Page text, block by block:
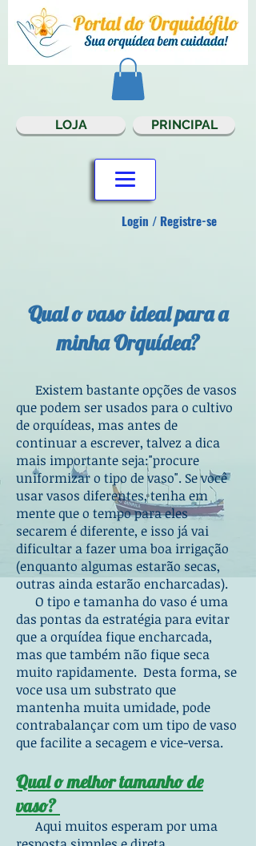
Login / Registre-se
LOJA PRINCIPAL
Qual o vaso ideal para a
minha Orquídea?
Existem bastante opções de vasos
que podem ser usados para o cultivo
de orquídeas, mas antes de
continuar a escrever, talvez a dica
mais importante seja:"procure
uniformizar o tipo de vaso". Se você
usar vasos diferentes, tenha em
mente que o tempo para eles
secarem é diferente, e isso já vai
dificultar a fazer uma boa irrigação
(enquanto algumas estarão secas,
outras ainda estarão encharcadas).
O tipo e tamanha do vaso é uma
das pontas da estratégia para evitar
que a orquídea fique encharcada,
mas que também não fique seca
muito rapidamente. Desta forma, se
voce usa um substrato que
mantenha muita umidade, pode
contrabalançar com um tipo de vaso
que facilite a secagem e vice-versa.
Qual o melhor tamanho de
vaso?
Aqui muitos esperam por uma